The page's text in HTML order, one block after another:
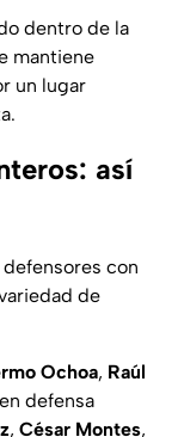
dentro de la
mantiene
un lugar
así
con
de
Ochoa, Raúl
defensa
, César Montes,